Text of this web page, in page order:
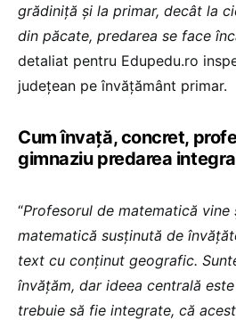
grădiniță și la primar, decât la
din păcate, predarea se face
detaliat pentru Edupedu.ro
județean pe învățământ primar.
Cum învață, concret,
gimnaziu predarea
“Profesorul de matematică
matematică susținută de
text cu conținut geografic.
învățăm, dar ideea centrală
trebuie să fie integrate, că